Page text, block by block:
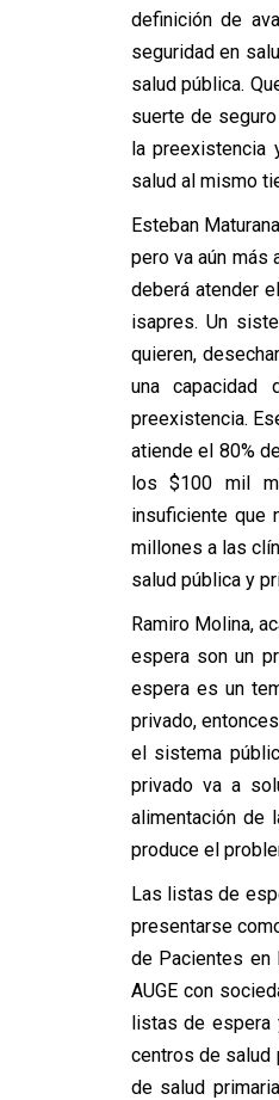
definición de
seguridad en
salud pública.
suerte de
la preexistencia
salud al mismo
Esteban
pero va aún más
deberá atender
isapres. Un
quieren,
una capacidad
preexistencia.
atiende el 80%
los $100 mil
insuficiente que
millones a las
salud pública y
Ramiro Molina,
espera son un
espera es un
privado,
el sistema
privado va a
alimentación de
produce el
Las listas de
presentarse
de Pacientes en
AUGE con
listas de espera
centros de salud
de salud